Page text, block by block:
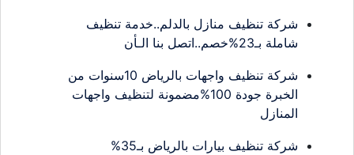
شركة تنظيف منازل بالدلم..خدمة تنظيف
شاملة بـ23%خصم..اتصل بنا الـأن
شركة تنظيف واجهات بالرياض 10سنوات من
الخبرة جودة 100%مضمونة لتنظيف واجهات
المنازل
شركة تنظيف بيارات بالرياض بـ35%